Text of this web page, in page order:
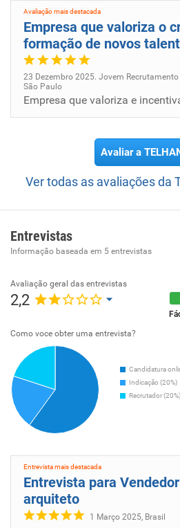
Avaliação mais destacada
Empresa que valoriza o
formação de novos
23 Dezembro 2025. Jovem
São Paulo
Avaliar a
Ver todas as avaliações da
Entrevistas
Informação baseada em 5 entrevistas
Avaliação geral das entrevistas
2,2
Como voce obter uma entrevista?
Candidatura
Indicação (20%)
Recrutador (20%)
Entrevista mais destacada
Entrevista para
arquiteto
1 Março 2025, Brasil